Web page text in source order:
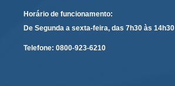
Atermação On-line - Interior do Amazonas
Agendamento de Reclamação Verbal
Glossário
Horário de funcionamento:
De Segunda a sexta-feira, das 7h30 às 14h30
Telefone: 0800-923-6210